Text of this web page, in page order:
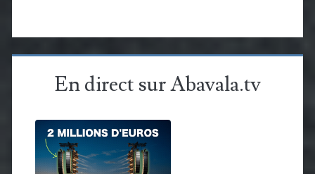
En direct sur Abavala.tv